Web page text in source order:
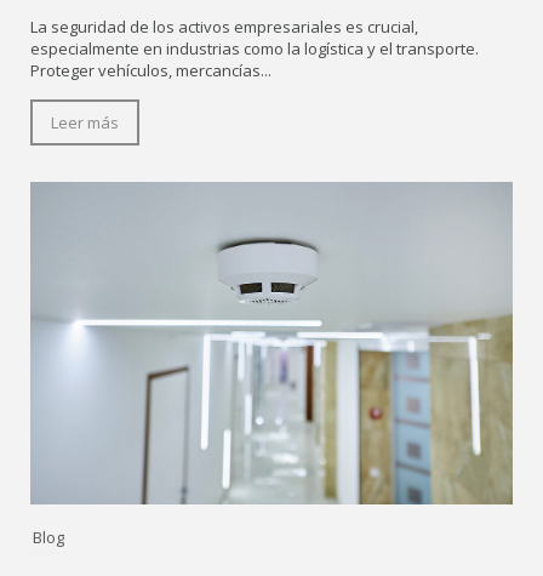
La seguridad de los activos empresariales es crucial,
especialmente en industrias como la logística y el transporte.
Proteger vehículos, mercancías...
Leer más
Blog